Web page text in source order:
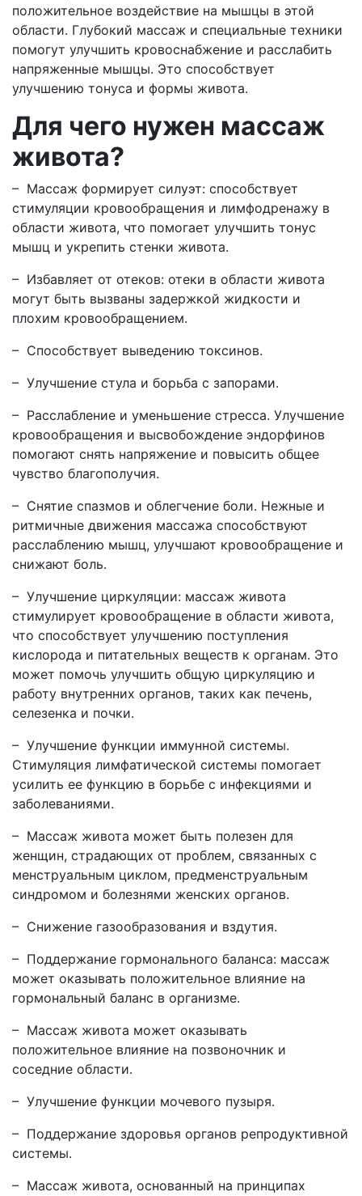
положительное воздействие на мышцы в этой
области. Глубокий массаж и специальные техники
помогут улучшить кровоснабжение и расслабить
напряженные мышцы. Это способствует
улучшению тонуса и формы живота.
Для чего нужен массаж
живота?
– Массаж формирует силуэт: способствует
стимуляции кровообращения и лимфодренажу в
области живота, что помогает улучшить тонус
мышц и укрепить стенки живота.
– Избавляет от отеков: отеки в области живота
могут быть вызваны задержкой жидкости и
плохим кровообращением.
– Способствует выведению токсинов.
– Улучшение стула и борьба с запорами.
– Расслабление и уменьшение стресса. Улучшение
кровообращения и высвобождение эндорфинов
помогают снять напряжение и повысить общее
чувство благополучия.
– Снятие спазмов и облегчение боли. Нежные и
ритмичные движения массажа способствуют
расслаблению мышц, улучшают кровообращение и
снижают боль.
– Улучшение циркуляции: массаж живота
стимулирует кровообращение в области живота,
что способствует улучшению поступления
кислорода и питательных веществ к органам. Это
может помочь улучшить общую циркуляцию и
работу внутренних органов, таких как печень,
селезенка и почки.
– Улучшение функции иммунной системы.
Стимуляция лимфатической системы помогает
усилить ее функцию в борьбе с инфекциями и
заболеваниями.
– Массаж живота может быть полезен для
женщин, страдающих от проблем, связанных с
менструальным циклом, предменструальным
синдромом и болезнями женских органов.
– Снижение газообразования и вздутия.
– Поддержание гормонального баланса: массаж
может оказывать положительное влияние на
гормональный баланс в организме.
– Массаж живота может оказывать
положительное влияние на позвоночник и
соседние области.
– Улучшение функции мочевого пузыря.
– Поддержание здоровья органов репродуктивной
системы.
– Массаж живота, основанный на принципах